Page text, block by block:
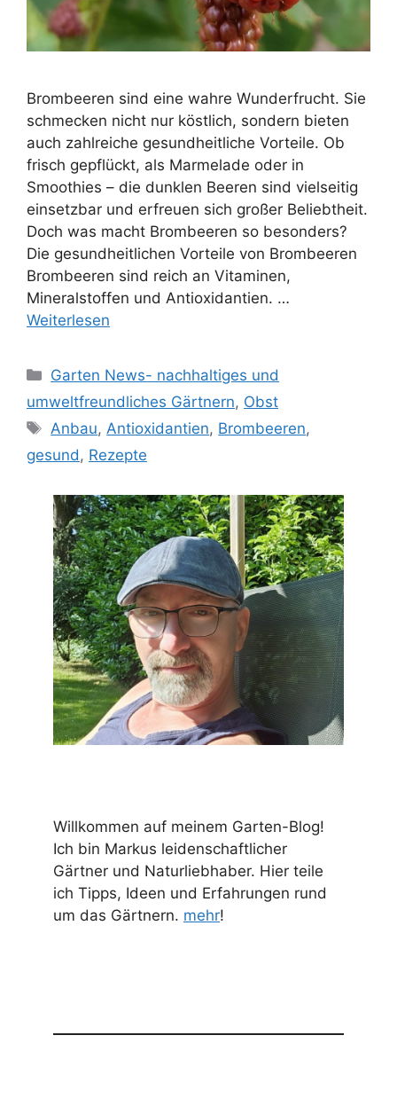
Brombeeren sind eine wahre Wunderfrucht. Sie
schmecken nicht nur köstlich, sondern bieten
auch zahlreiche gesundheitliche Vorteile. Ob
frisch gepflückt, als Marmelade oder in
Smoothies – die dunklen Beeren sind vielseitig
einsetzbar und erfreuen sich großer Beliebtheit.
Doch was macht Brombeeren so besonders?
Die gesundheitlichen Vorteile von Brombeeren
Brombeeren sind reich an Vitaminen,
Mineralstoffen und Antioxidantien. …
Weiterlesen
Kategorien
Garten News- nachhaltiges und
umweltfreundliches Gärtnern, Obst
Schlagwörter
Anbau, Antioxidantien, Brombeeren,
gesund , Rezepte
Willkommen auf meinem Garten-Blog!
Ich bin Markus leidenschaftlicher
Gärtner und Naturliebhaber. Hier teile
ich Tipps, Ideen und Erfahrungen rund
um das Gärtnern. mehr!